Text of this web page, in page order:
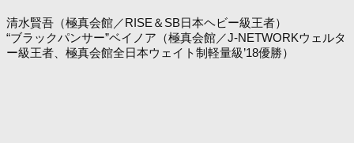
清水賢吾（極真会館／RISE＆SB日本ヘビー級王者）
“ブラックパンサー”ベイノア（極真会館／J-NETWORKウェルタ
ー級王者、極真会館全日本ウェイト制軽量級’18優勝）